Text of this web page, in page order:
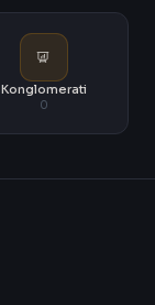
Konglomerati
0